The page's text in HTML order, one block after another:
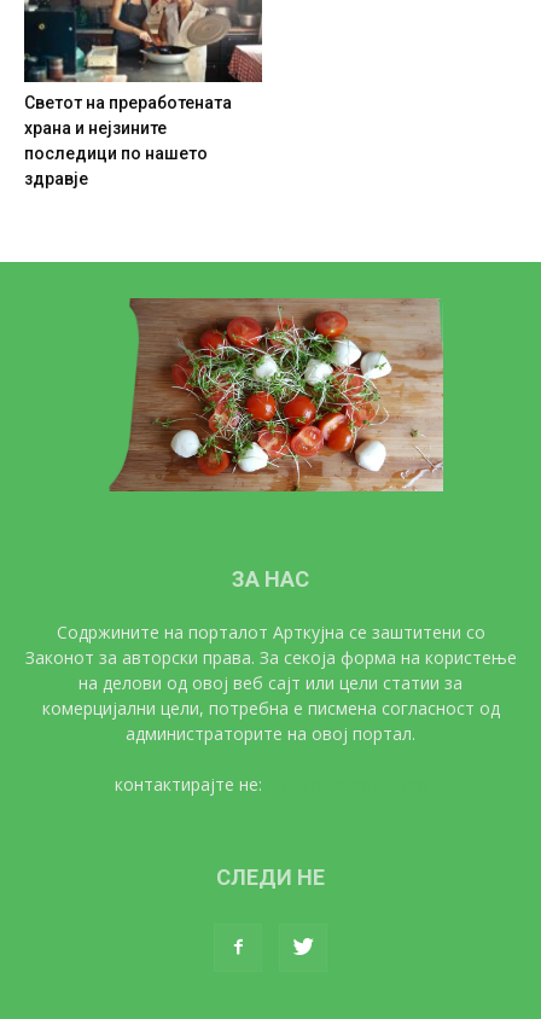
Светот на преработената
храна и нејзините
последици по нашето
здравје
ЗА НАС
Содржините на порталот Арткујна се заштитени со
Законот за авторски права. За секоја форма на користење
на делови од овој веб сајт или цели статии за
комерцијални цели, потребна е писмена согласност од
администраторите на овој портал.
контактирајте не:
СЛЕДИ НЕ